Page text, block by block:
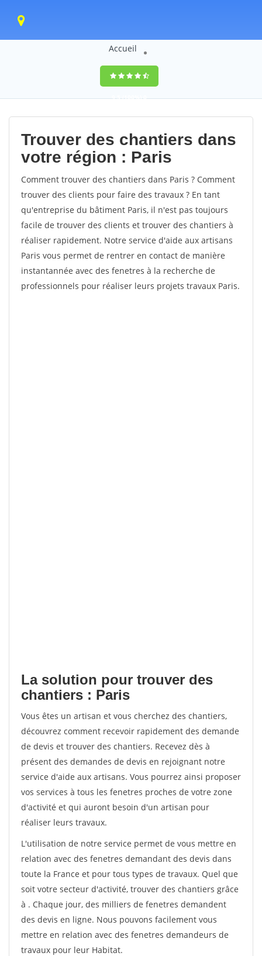
Accueil
9,5(100%)0
votes
Trouver des chantiers dans
votre région : Paris
Comment trouver des chantiers dans Paris ? Comment
trouver des clients pour faire des travaux ? En tant
qu'entreprise du bâtiment Paris, il n'est pas toujours
facile de trouver des clients et trouver des chantiers à
réaliser rapidement. Notre service d'aide aux artisans
Paris vous permet de rentrer en contact de manière
instantannée avec des fenetres à la recherche de
professionnels pour réaliser leurs projets travaux Paris.
La solution pour trouver des
chantiers : Paris
Vous êtes un artisan et vous cherchez des chantiers,
découvrez comment recevoir rapidement des demande
de devis et trouver des chantiers. Recevez dès à
présent des demandes de devis en rejoignant notre
service d'aide aux artisans. Vous pourrez ainsi proposer
vos services à tous les fenetres proches de votre zone
d'activité et qui auront besoin d'un artisan pour
réaliser leurs travaux.
L'utilisation de notre service permet de vous mettre en
relation avec des fenetres demandant des devis dans
toute la France et pour tous types de travaux. Quel que
soit votre secteur d'activité, trouver des chantiers grâce
à . Chaque jour, des milliers de fenetres demandent
des devis en ligne. Nous pouvons facilement vous
mettre en relation avec des fenetres demandeurs de
travaux pour leur Habitat.